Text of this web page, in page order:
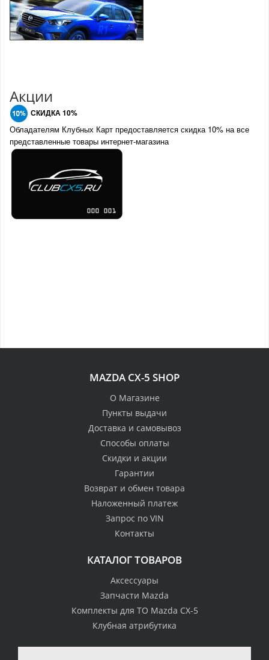
стоимости
Гарантия качества
Акции
СКИДКА 10%
Обладателям Клубных Карт предоставляется скидка 10% на все
представленные товары интернет-магазина
MAZDA CX-5 SHOP
О Магазине
Пункты выдачи
Доставка и самовывоз
Способы оплаты
Скидки и акции
Гарантии
Возврат и обмен товара
Наложенный платеж
Запрос по VIN
Контакты
КАТАЛОГ ТОВАРОВ
Аксессуары
Запчасти Mazda
Комплекты для ТО Mazda CX-5
Клубная атрибутика